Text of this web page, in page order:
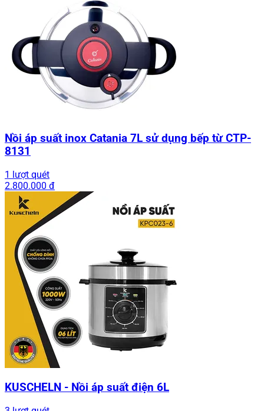
Nồi áp suất inox Catania 7L sử dụng bếp từ CTP-
8131
1 lượt quét
2.800.000 đ
KUSCHELN - Nồi áp suất điện 6L